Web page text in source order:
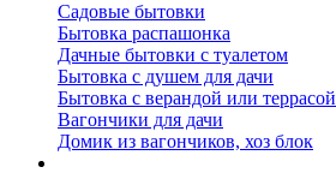
Садовые бытовки
Бытовка распашонка
Дачные бытовки с туалетом
Бытовка с душем для дачи
Бытовка с верандой или террасой
Вагончики для дачи
Домик из вагончиков, хоз блок